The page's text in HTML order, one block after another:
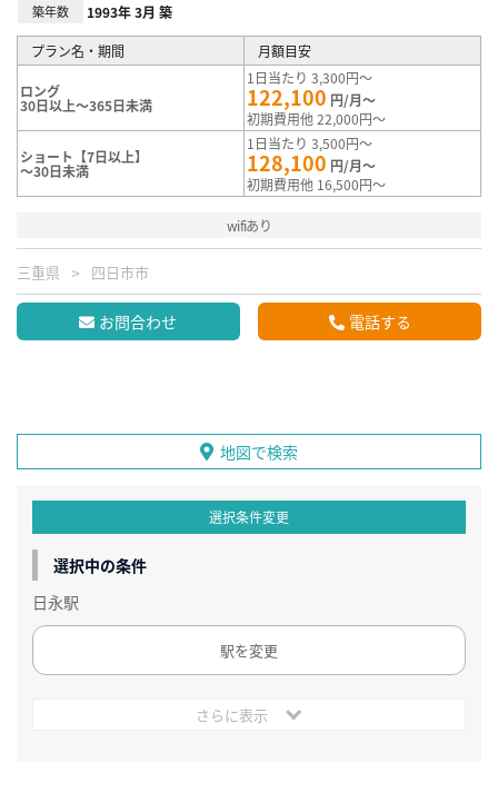
築年数 1993年 3月 築
プラン名・期間 月額目安
ロング
30日以上～365日未満
1日当たり 3,300円～
122,100 円/月～
初期費用他 22,000円～
ショート【7日以上】
～30日未満
1日当たり 3,500円～
128,100 円/月～
初期費用他 16,500円～
wifiあり
三重県 四日市市
お問合わせ 電話する
地図で検索
選択条件変更
選択中の条件
日永駅
駅を変更
さらに表示